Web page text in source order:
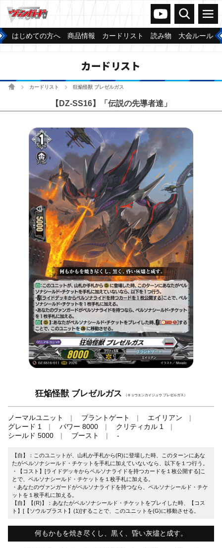
ヴァンガードch
検索 メニュー
はじめての方へ 商品情報 カードリスト 読み物 大会ルール
カードリスト
ホームカードリスト 狂焔怪獣 ブレゼルガス
【DZ-SS16】「伝説の先導者達」
狂焔怪獣 ブレゼルガス （キョウエンカイジュウ ブレゼルガス）
ノーマルユニット ブラントゲート
エイリアン
グレード 1
パワー 8000
クリティカル 1
シールド 5000
ブースト -
【自】：このユニットが、山札か手札から(R)に登場した時、このターンにあな
たがペルソナシールド・チケットを手札に加えていないなら、以下を１つ行う。
・【コスト】[ライドデッキからペルソナライドを持つカードを１枚公開する]こ
とで、ペルソナシールド・チケットを１枚手札に加える。
・あなたのヴァンガードがペルソナライドを持つなら、ペルソナシールド・チケ
ットを１枚手札に加える。
【自】【(R)】：あなたがペルソナシールド・チケットをプレイした時、【コス
ト】[【ソウルブラスト】(1)]することで、このユニットを(G)に移動させる。
何もかもを焼き尽くし、黒く、昏い灰燼と成す。